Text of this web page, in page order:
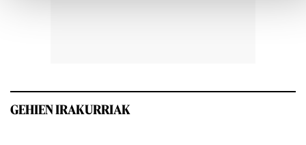
GEHIEN IRAKURRIAK